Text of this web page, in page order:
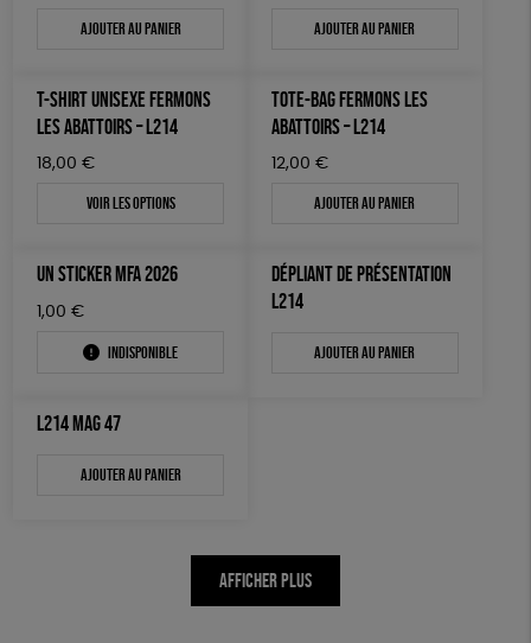
OUTILS ÉDUCATIFS
AUTRES OUTILS ÉDUCATIFS
CUISINE / NUTRITION
BD / ILLUSTRÉS
ESSAIS
Ajouter au panier Ajouter au panier
T-SHIRT UNISEXE FERMONS
LES ABATTOIRS – L214
18,00 €
Voir les options
TOTE-BAG FERMONS LES
ABATTOIRS – L214
12,00 €
Ajouter au panier
UN STICKER MFA 2026
1,00 €
Indisponible
DÉPLIANT DE PRÉSENTATION
L214
Ajouter au panier
L214 MAG 47
Ajouter au panier
AFFICHER PLUS